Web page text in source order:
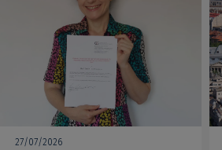
27/07/2026